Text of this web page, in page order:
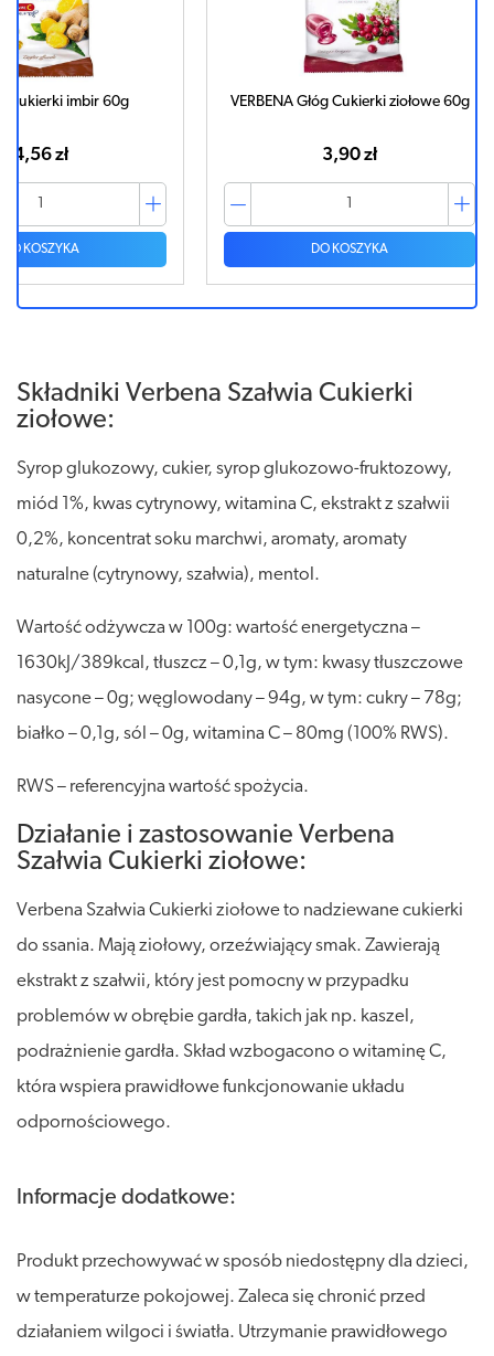
VERBENA Głóg Cukierki ziołowe 60g VERBENA
Składniki Verbena Szałwia Cukierki
ziołowe:
Syrop glukozowy, cukier, syrop glukozowo-fruktozowy,
miód 1%, kwas cytrynowy, witamina C, ekstrakt z szałwii
0,2%, koncentrat soku marchwi, aromaty, aromaty
naturalne (cytrynowy, szałwia), mentol.
Wartość odżywcza w 100g: wartość energetyczna –
1630kJ/389kcal, tłuszcz – 0,1g, w tym: kwasy tłuszczowe
nasycone – 0g; węglowodany – 94g, w tym: cukry – 78g;
białko – 0,1g, sól – 0g, witamina C – 80mg (100% RWS).
RWS – referencyjna wartość spożycia.
Działanie i zastosowanie Verbena
Szałwia Cukierki ziołowe:
Verbena Szałwia Cukierki ziołowe to nadziewane cukierki
do ssania. Mają ziołowy, orzeźwiający smak. Zawierają
ekstrakt z szałwii, który jest pomocny w przypadku
problemów w obrębie gardła, takich jak np. kaszel,
podrażnienie gardła. Skład wzbogacono o witaminę C,
która wspiera prawidłowe funkcjonowanie układu
odpornościowego.
Informacje dodatkowe:
Produkt przechowywać w sposób niedostępny dla dzieci,
w temperaturze pokojowej. Zaleca się chronić przed
działaniem wilgoci i światła. Utrzymanie prawidłowego